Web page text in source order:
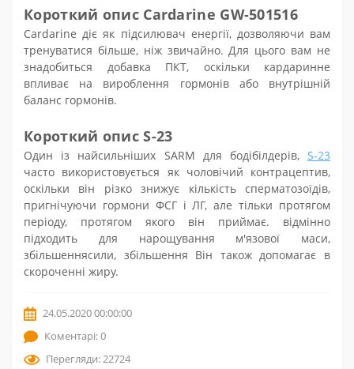
Короткий опис Cardarine GW-501516
Cardarineдіє як підсилювач енергії, дозволяючи вам
тренуватися більше, ніж звичайно. Для цього вам не
знадобиться добавка ПКТ, оскільки кардаринне
впливає на вироблення гормонів або внутрішній
баланс гормонів.
Короткий описS-23
Один із найсильніших SARM для бодібілдерів, S-23
часто використовується як чоловічий контрацептив,
оскільки він різко знижує кількість сперматозоїдів,
пригнічуючи гормони ФСГ і ЛГ, але тільки протягом
періоду, протягом якого він приймає. відмінно
підходить для нарощування м'язової маси,
збільшеннясили, збільшення Він також допомагає в
скороченні жиру.
24.05.2020 00:00:00
Коментарі: 0
Перегляди: 22724